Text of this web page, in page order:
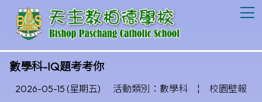
數學科-IQ題考考你
2026-05-15 (星期五) 活動類別：數學科 ¦
校園壁報